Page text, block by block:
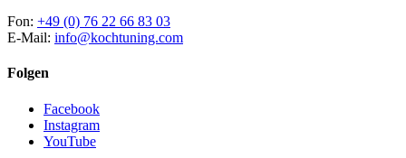
Fon: +49 (0) 76 22 66 83 03
E-Mail: info@kochtuning.com
Folgen
Facebook
Instagram
YouTube